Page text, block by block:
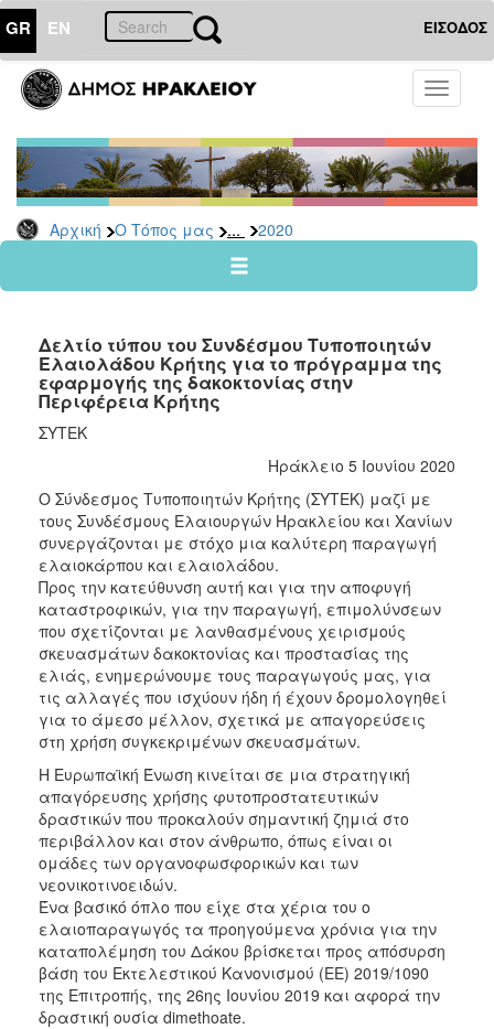
GR EN ΕΙΣΟΔΟΣ
Toggle
Αρχική Ο Τόπος μας ... 2020
ΤΟΠΟΣ
ΜΑΣ
Ανακοινώσεις
Αρχείο
2026
2024
2022
2021
2018
2017
2016
2015
2012
2011
ΔΗΜΟΣ
ΠΟΛΙΤΙΣΜΟΣ
ΑΝΘΕΚΤΙΚΗ
ΠΟΛΗ
Δελτίο τύπου του Συνδέσμου Τυποποιητών
Ελαιολάδου Κρήτης για το πρόγραμμα της
εφαρμογής της δακοκτονίας στην
Περιφέρεια Κρήτης
ΣΥΤΕΚ
Ηράκλειο 5 Ιουνίου 2020
O Σύνδεσμος Τυποποιητών Κρήτης (ΣΥΤΕΚ) μαζί με
τους Συνδέσμους Ελαιουργών Ηρακλείου και Χανίων
συνεργάζονται με στόχο μια καλύτερη παραγωγή
ελαιοκάρπου και ελαιολάδου.
Προς την κατεύθυνση αυτή και για την αποφυγή
καταστροφικών, για την παραγωγή, επιμολύνσεων
που σχετίζονται με λανθασμένους χειρισμούς
σκευασμάτων δακοκτονίας και προστασίας της
ελιάς, ενημερώνουμε τους παραγωγούς μας, για
τις αλλαγές που ισχύουν ήδη ή έχουν δρομολογηθεί
για το άμεσο μέλλον, σχετικά με απαγορεύσεις
στη χρήση συγκεκριμένων σκευασμάτων.
Η Ευρωπαϊκή Ένωση κινείται σε μια στρατηγική
απαγόρευσης χρήσης φυτοπροστατευτικών
δραστικών που προκαλούν σημαντική ζημιά στο
περιβάλλον και στον άνθρωπο, όπως είναι οι
ομάδες των οργανοφωσφορικών και των
νεονικοτινοειδών.
Ένα βασικό όπλο που είχε στα χέρια του ο
ελαιοπαραγωγός τα προηγούμενα χρόνια για την
καταπολέμηση του Δάκου βρίσκεται προς απόσυρση
βάση του Εκτελεστικού Κανονισμού (ΕΕ) 2019/1090
της Επιτροπής, της 26ης Ιουνίου 2019 και αφορά την
δραστική ουσία dimethoate.